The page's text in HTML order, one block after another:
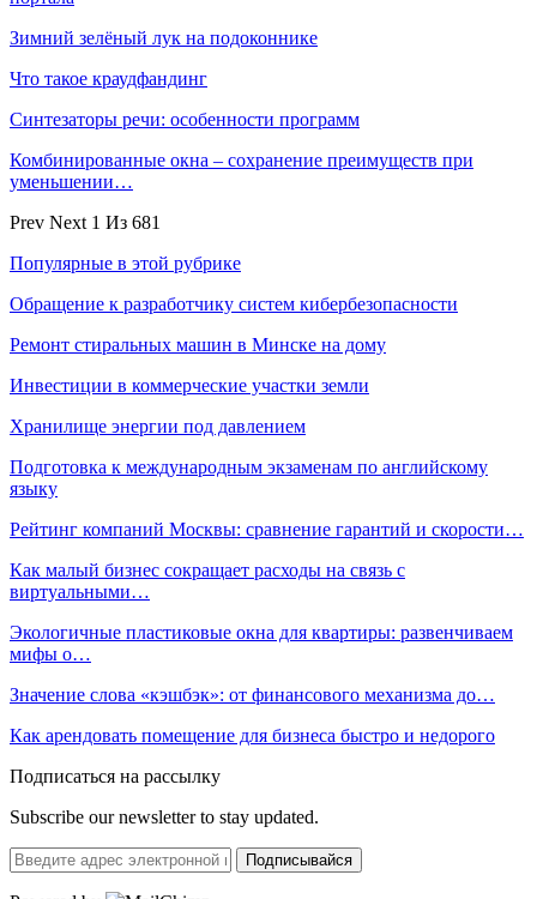
Зимний зелёный лук на подоконнике
Что такое краудфандинг
Синтезаторы речи: особенности программ
Комбинированные окна – сохранение преимуществ при
уменьшении…
Prev Next 1 Из 681
Популярные в этой рубрике
Обращение к разработчику систем кибербезопасности
Ремонт стиральных машин в Минске на дому
Инвестиции в коммерческие участки земли
Хранилище энергии под давлением
Подготовка к международным экзаменам по английскому
языку
Рейтинг компаний Москвы: сравнение гарантий и скорости…
Как малый бизнес сокращает расходы на связь с
виртуальными…
Экологичные пластиковые окна для квартиры: развенчиваем
мифы о…
Значение слова «кэшбэк»: от финансового механизма до…
Как арендовать помещение для бизнеса быстро и недорого
Подписаться на рассылку
Subscribe our newsletter to stay updated.
Подписывайся